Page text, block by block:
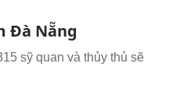
Đà Nẵng
sỹ quan và thủy thủ sẽ